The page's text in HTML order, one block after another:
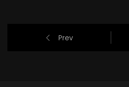
Prev